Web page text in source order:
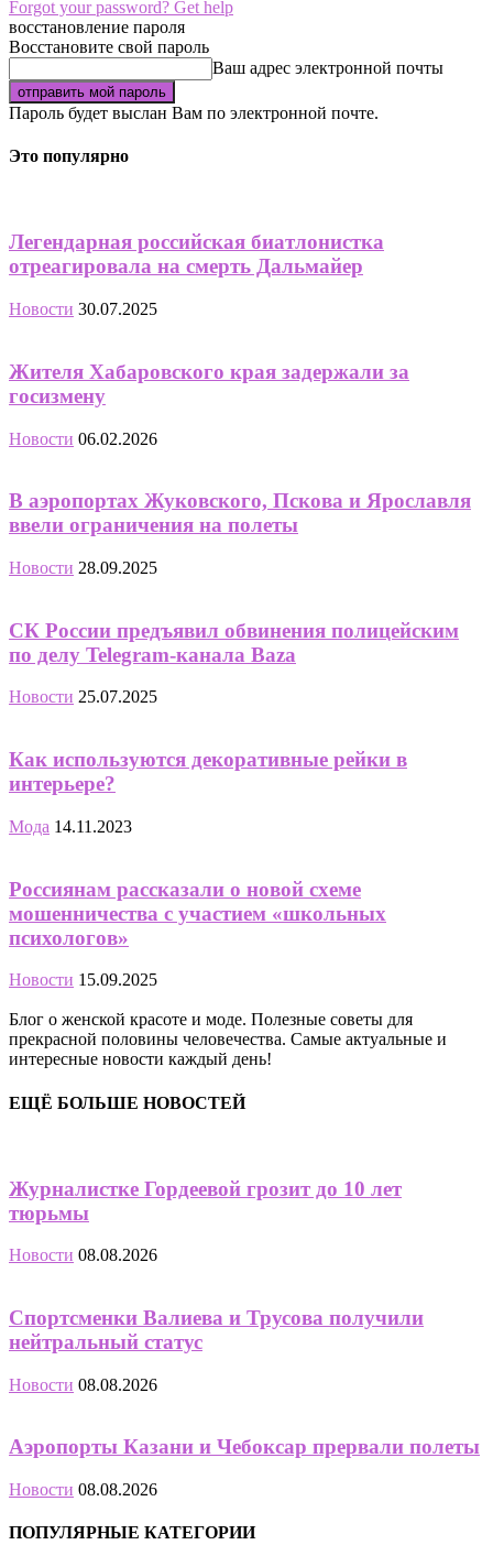
Forgot your password? Get help
восстановление пароля
Восстановите свой пароль
Ваш адрес электронной почты
Пароль будет выслан Вам по электронной почте.
Это популярно
Легендарная российская биатлонистка
отреагировала на смерть Дальмайер
Новости 30.07.2025
Жителя Хабаровского края задержали за
госизмену
Новости 06.02.2026
В аэропортах Жуковского, Пскова и Ярославля
ввели ограничения на полеты
Новости 28.09.2025
СК России предъявил обвинения полицейским
по делу Telegram-канала Baza
Новости 25.07.2025
Как используются декоративные рейки в
интерьере?
Мода 14.11.2023
Россиянам рассказали о новой схеме
мошенничества с участием «школьных
психологов»
Новости 15.09.2025
Блог о женской красоте и моде. Полезные советы для
прекрасной половины человечества. Самые актуальные и
интересные новости каждый день!
ЕЩЁ БОЛЬШЕ НОВОСТЕЙ
Журналистке Гордеевой грозит до 10 лет
тюрьмы
Новости 08.08.2026
Спортсменки Валиева и Трусова получили
нейтральный статус
Новости 08.08.2026
Аэропорты Казани и Чебоксар прервали полеты
Новости 08.08.2026
ПОПУЛЯРНЫЕ КАТЕГОРИИ